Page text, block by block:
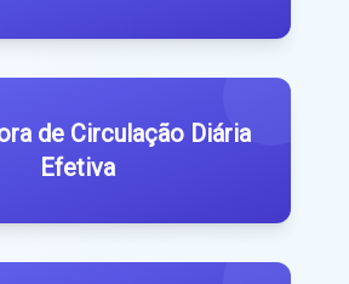
de Circulação Diária
Efetiva